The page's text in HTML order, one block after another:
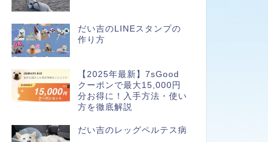
だい吉のLINEスタンプの
作り方
【2025年最新】7sGood
クーポンで最大15,000円
分お得に！入手方法・使い
方を徹底解説
だい吉のレッグペルテス病